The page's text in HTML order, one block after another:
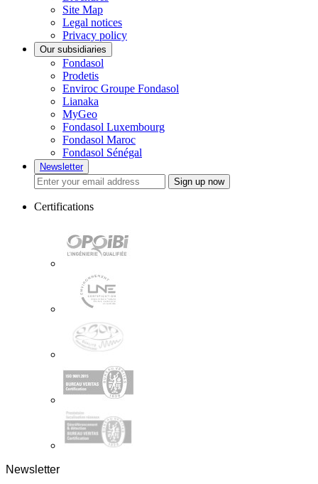
Site Map
Legal notices
Privacy policy
Our subsidiaries
Fondasol
Prodetis
Enviroc Groupe Fondasol
Lianaka
MyGeo
Fondasol Luxembourg
Fondasol Maroc
Fondasol Sénégal
Newsletter
Sign up now
Certifications
Newsletter